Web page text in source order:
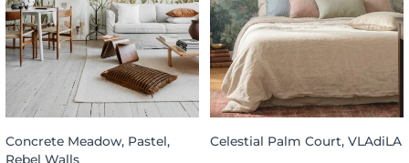
Concrete Meadow, Pastel,
Rebel Walls
Celestial Palm Court, VLAdiLA